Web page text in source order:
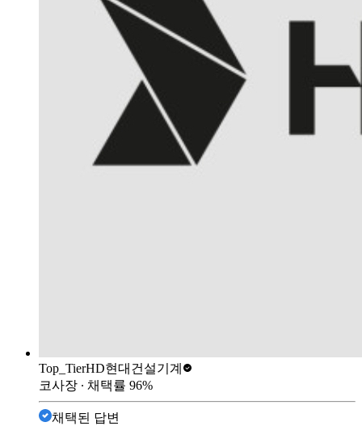
Top_TierHD현대건설기계
코사장 ∙ 채택률 96%
채택된 답변